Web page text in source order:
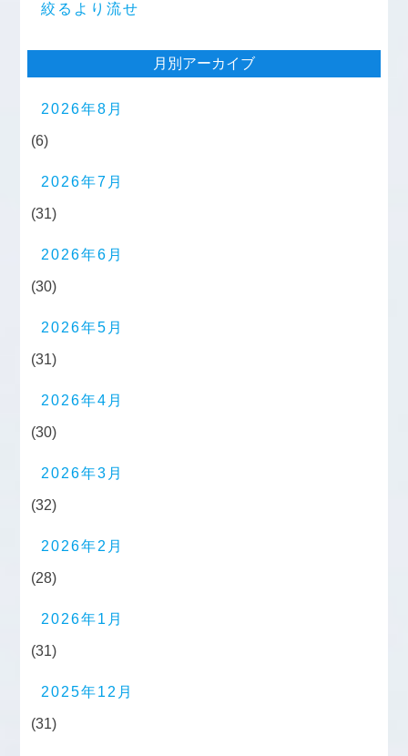
絞るより流せ
月別アーカイブ
2026年8月
(6)
2026年7月
(31)
2026年6月
(30)
2026年5月
(31)
2026年4月
(30)
2026年3月
(32)
2026年2月
(28)
2026年1月
(31)
2025年12月
(31)